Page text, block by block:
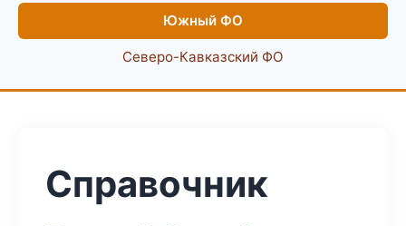
Южный ФО
Северо-Кавказский ФО
Справочник